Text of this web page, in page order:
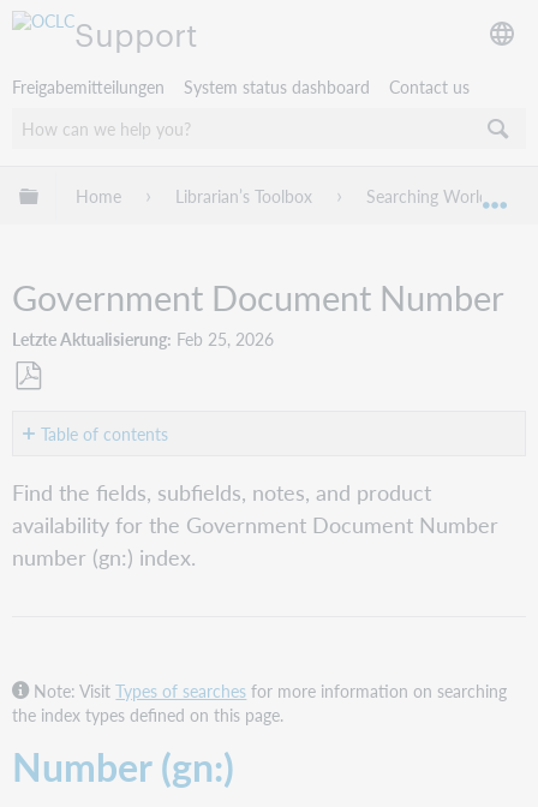
Support
Freigabemitteilungen System status dashboard Contact us
Globale Hierarchie expandieren/verbergen
Home Librarian’s Toolbox Searching WorldCat
Government Document Number
Letzte Aktualisierung Feb 25, 2026
PDFTable of contents
Number
(gn:)
Connexion
FirstSearch
collections
WorldShare
WorldCat
Find the fields, subfields, notes, and product
availability for the Government Document Number
number (gn:) index.
Note: VisitTypes of searches for more information on searching
the index types defined on this page.
Number (gn:)